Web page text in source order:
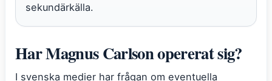
sekundärkälla.
Har Magnus Carlson opererat sig?
I svenska medier har frågan om eventuella